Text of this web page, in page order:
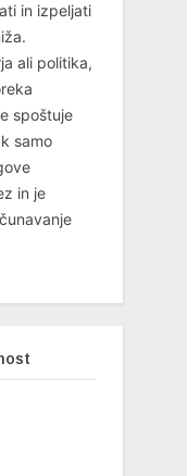
in izpeljati
ali politika,
spoštuje
samo
in je